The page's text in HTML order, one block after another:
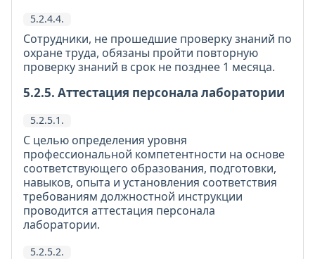
5.2.4.4.
Сотрудники, не прошедшие проверку знаний по
охране труда, обязаны пройти повторную
проверку знаний в срок не позднее 1 месяца.
5.2.5. Аттестация персонала лаборатории
5.2.5.1.
С целью определения уровня
профессиональной компетентности на основе
соответствующего образования, подготовки,
навыков, опыта и установления соответствия
требованиям должностной инструкции
проводится аттестация персонала
лаборатории.
5.2.5.2.